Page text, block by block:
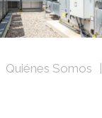
Quiénes Somos